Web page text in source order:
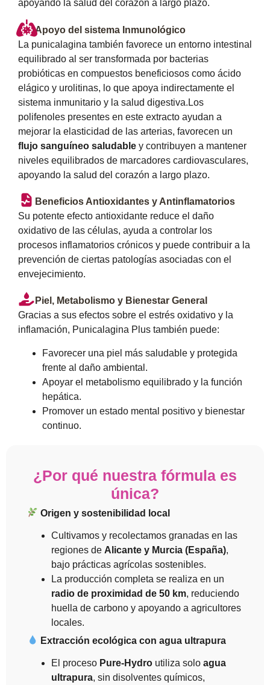
apoyando la salud del corazón a largo plazo.
Apoyo del sistema Inmunológico
La punicalagina también favorece un entorno intestinal
equilibrado al ser transformada por bacterias
probióticas en compuestos beneficiosos como ácido
elágico y urolitinas, lo que apoya indirectamente el
sistema inmunitario y la salud digestiva.Los
polifenoles presentes en este extracto ayudan a
mejorar la elasticidad de las arterias, favorecen un
flujo sanguíneo saludable y contribuyen a mantener
niveles equilibrados de marcadores cardiovasculares,
apoyando la salud del corazón a largo plazo.
Beneficios Antioxidantes y Antinflamatorios
Su potente efecto antioxidante reduce el daño
oxidativo de las células, ayuda a controlar los
procesos inflamatorios crónicos y puede contribuir a la
prevención de ciertas patologías asociadas con el
envejecimiento.
Piel, Metabolismo y Bienestar General
Gracias a sus efectos sobre el estrés oxidativo y la
inflamación, Punicalagina Plus también puede:
Favorecer una piel más saludable y protegida
frente al daño ambiental.
Apoyar el metabolismo equilibrado y la función
hepática.
Promover un estado mental positivo y bienestar
continuo.
¿Por qué nuestra fórmula es
única?
Origen y sostenibilidad local
Cultivamos y recolectamos granadas en las
regiones de Alicante y Murcia (España),
bajo prácticas agrícolas sostenibles.
La producción completa se realiza en un
radio de proximidad de 50 km, reduciendo
huella de carbono y apoyando a agricultores
locales.
Extracción ecológica con agua ultrapura
El proceso Pure-Hydro utiliza solo agua
ultrapura, sin disolventes químicos,